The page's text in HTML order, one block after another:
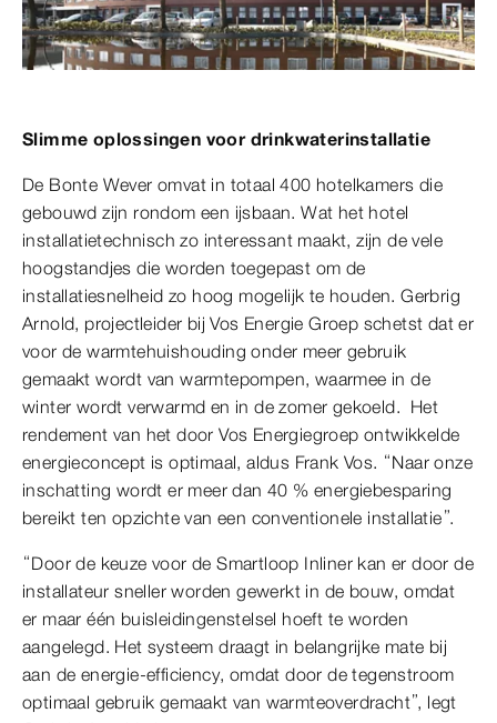
Slimme oplossingen voor drinkwaterinstallatie
De Bonte Wever omvat in totaal 400 hotelkamers die
gebouwd zijn rondom een ijsbaan. Wat het hotel
installatietechnisch zo interessant maakt, zijn de vele
hoogstandjes die worden toegepast om de
installatiesnelheid zo hoog mogelijk te houden. Gerbrig
Arnold, projectleider bij Vos Energie Groep schetst dat er
voor de warmtehuishouding onder meer gebruik
gemaakt wordt van warmtepompen, waarmee in de
winter wordt verwarmd en in de zomer gekoeld. Het
rendement van het door Vos Energiegroep ontwikkelde
energieconcept is optimaal, aldus Frank Vos. “Naar onze
inschatting wordt er meer dan 40 % energiebesparing
bereikt ten opzichte van een conventionele installatie”.
“Door de keuze voor de Smartloop Inliner kan er door de
installateur sneller worden gewerkt in de bouw, omdat
er maar één buisleidingenstelsel hoeft te worden
aangelegd. Het systeem draagt in belangrijke mate bij
aan de energie-efficiency, omdat door de tegenstroom
optimaal gebruik gemaakt van warmteoverdracht”, legt